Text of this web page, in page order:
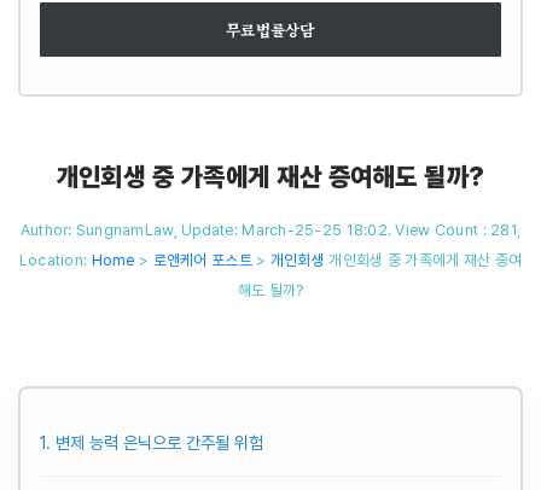
무료법률상담
개인회생 중 가족에게 재산 증여해도 될까?
Author: SungnamLaw, Update: March-25-25 18:02. View Count : 281,
Location: Home > 로앤케어 포스트 > 개인회생 개인회생 중 가족에게 재산 증여
해도 될까?
1. 변제 능력 은닉으로 간주될 위험